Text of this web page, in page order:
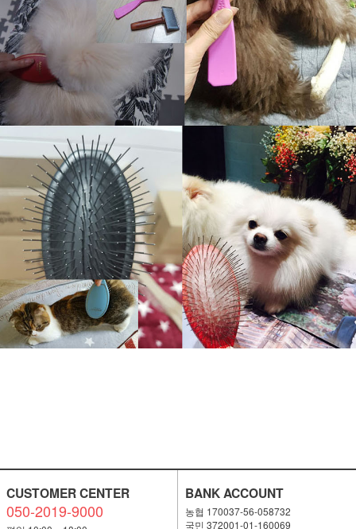
CUSTOMER CENTER
050-2019-9000
BANK ACCOUNT
농협 170037-56-058732
국민 372001-01-160069